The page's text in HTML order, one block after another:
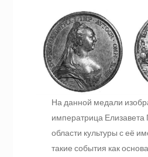
На данной медали
императрица Елизавета
области культуры с её
такие события как